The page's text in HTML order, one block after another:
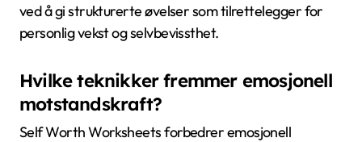
ved å gi strukturerte øvelser som tilrettelegger for
personlig vekst og selvbevissthet.
Hvilke teknikker fremmer emosjonell
motstandskraft?
Self Worth Worksheets forbedrer emosjonell